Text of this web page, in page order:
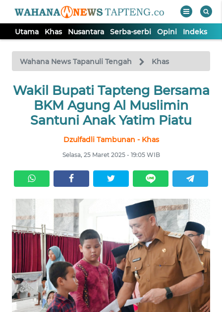
Utama Khas Nusantara Serba-serbi Opini Indeks
Wahana News Tapanuli Tengah Khas
Wakil Bupati Tapteng Bersama
BKM Agung Al Muslimin
Santuni Anak Yatim Piatu
Dzulfadli Tambunan - Khas
Selasa, 25 Maret 2025 - 19:05 WIB
TV
Tutup
UTAMA
KHAS
SERBA-
SERBI
OPINI
Informasi
INDEKS
BERITA
KONTAK
KAMI